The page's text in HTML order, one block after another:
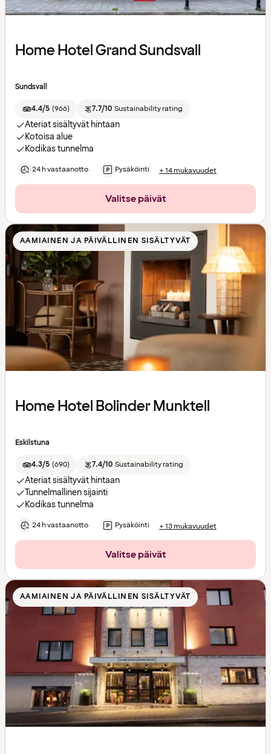
Home Hotel Grand Sundsvall
Sundsvall
4.4/5 (966) 7.7/10 Sustainability rating
Ateriat sisältyvät hintaan
Kotoisa alue
Kodikas tunnelma
24 h vastaanotto Pysäköinti + 14 mukavuudet
Valitse päivät
AAMIAINEN JA PÄIVÄLLINEN SISÄLTYVÄT
Home Hotel Bolinder Munktell
Eskilstuna
4.3/5 (690) 7.4/10 Sustainability rating
Ateriat sisältyvät hintaan
Tunnelmallinen sijainti
Kodikas tunnelma
24 h vastaanotto Pysäköinti + 13 mukavuudet
Valitse päivät
AAMIAINEN JA PÄIVÄLLINEN SISÄLTYVÄT